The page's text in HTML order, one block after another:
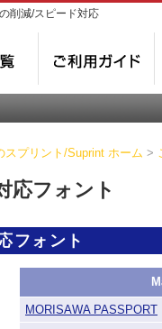
削減/スピード対応
スプリント/Suprint ホーム >
応フォント
フォント
MORISAWA PASSPORT